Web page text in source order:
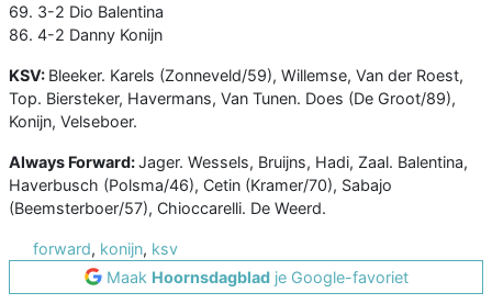
69. 3-2 Dio Balentina
86. 4-2 Danny Konijn
KSV: Bleeker. Karels (Zonneveld/59), Willemse, Van der Roest,
Top. Biersteker, Havermans, Van Tunen. Does (De Groot/89),
Konijn, Velseboer.
Always Forward:Jager. Wessels, Bruijns, Hadi, Zaal. Balentina,
Haverbusch (Polsma/46), Cetin (Kramer/70), Sabajo
(Beemsterboer/57), Chioccarelli. De Weerd.
forward, konijn, ksv
Maak Hoornsdagbladje Google-favoriet